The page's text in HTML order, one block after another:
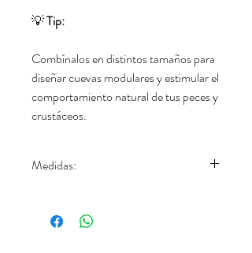
💡Tip:
Combínalos en distintos tamaños para
diseñar cuevas modulares y estimular el
comportamiento natural de tus peces y
crustáceos.
Medidas:
Large: 10 cm.